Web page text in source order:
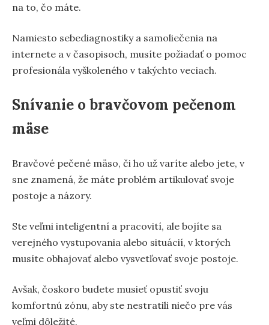
na to, čo máte.
Namiesto sebediagnostiky a samoliečenia na
internete a v časopisoch, musíte požiadať o pomoc
profesionála vyškoleného v takýchto veciach.
Snívanie o bravčovom pečenom
mäse
Bravčové pečené mäso, či ho už varíte alebo jete, v
sne znamená, že máte problém artikulovať svoje
postoje a názory.
Ste veľmi inteligentní a pracovití, ale bojíte sa
verejného vystupovania alebo situácií, v ktorých
musíte obhajovať alebo vysvetľovať svoje postoje.
Avšak, čoskoro budete musieť opustiť svoju
komfortnú zónu, aby ste nestratili niečo pre vás
veľmi dôležité.